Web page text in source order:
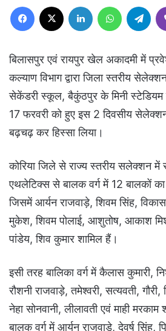
Facebook LinkedIn WhatsApp
बिलासपुर एवं रायपुर खेल अकादमी में
कल्याण विभाग द्वारा जिला स्तरीय
सेकेंडरी स्कूल, बैकुंठपुर के मिनी
17 फरवरी को हुए इस 2 दिवसीय
बढ़चढ़ कर हिस्सा लिया।
कोरिया जिले से राज्य स्तरीय सलेक्शन में
एथलेटिक्स से बालक वर्ग में 12 बालकों
जिसमें आर्यन राजवाड़े, शिवम सिंह,
मुकेश, शिवम पोलाई, आशुतोष, आकाश
पांडेय, शिव कुमार शामिल हैं।
इसी तरह बालिका वर्ग में कैलास कुमारी,
रौशनी राजवाड़े, तमेश्वरी, सत्यवती, गौरी,
नेहा सोनवानी, लीलावती एवं माही
बालक वर्ग में आर्यन राजवाड़े, देवर्ष सिंह,